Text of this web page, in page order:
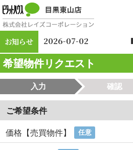
お知らせ 2026-07-02
希望物件リクエスト
入力 確認
ご希望条件
価格【売買物件】 任意